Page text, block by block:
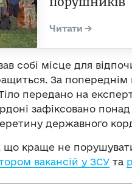
собі місце для
За попереднім
передано на
зафіксовано понад
державного
що краще не
вакансій у ЗСУ та